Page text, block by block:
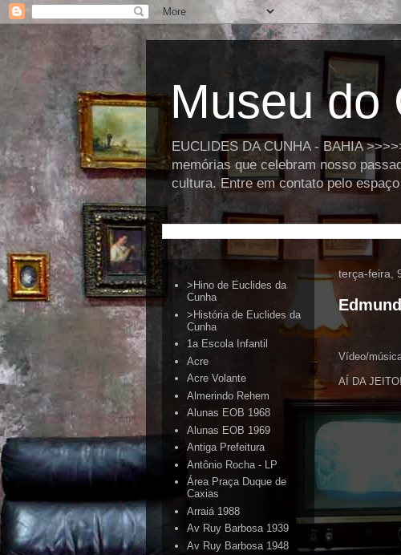
Museu do
EUCLIDES DA CUNHA - BAHIA
memórias que celebram nosso
cultura. Entre em contato pelo
terça-feira,
Vídeo/
AÍ DA JEITO!
>Hino de Euclides da
Cunha
>História de Euclides da
Cunha
1a Escola Infantil
Acre
Acre Volante
Almerindo Rehem
Alunas EOB 1968
Alunas EOB 1969
Antiga Prefeitura
Antônio Rocha - LP
Área Praça Duque de
Caxias
Arraiá 1988
Av Ruy Barbosa 1939
Av Ruy Barbosa 1948